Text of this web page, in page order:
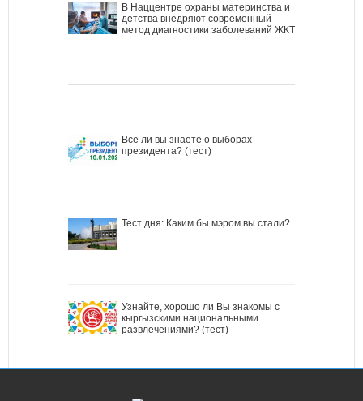
В Наццентре охраны материнства и
детства внедряют современный
метод диагностики заболеваний ЖКТ
Все ли вы знаете о выборах
президента? (тест)
Тест дня: Каким бы мэром вы стали?
Узнайте, хорошо ли Вы знакомы с
кыргызскими национальными
развлечениями? (тест)